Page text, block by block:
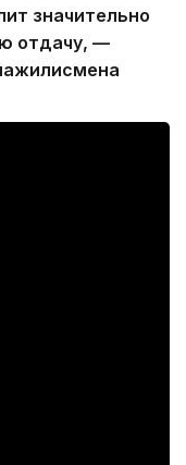
значительно
отдачу, —